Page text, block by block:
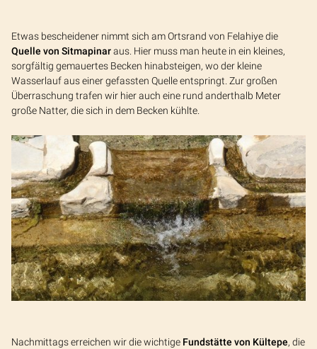
Etwas bescheidener nimmt sich am Ortsrand von Felahiye die
Quelle von Sitmapinaraus. Hier muss man heute in ein kleines,
sorgfältig gemauertes Becken hinabsteigen, wo der kleine
Wasserlauf aus einer gefassten Quelle entspringt. Zur großen
Überraschung trafen wir hier auch eine rund anderthalb Meter
große Natter, die sich in dem Becken kühlte.
Nachmittags erreichen wir die wichtige Fundstätte von Kültepe, die